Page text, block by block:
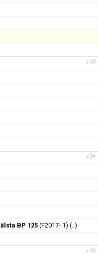
v.33
v.34
BP 125 (F2017- 1) (..)
v.35